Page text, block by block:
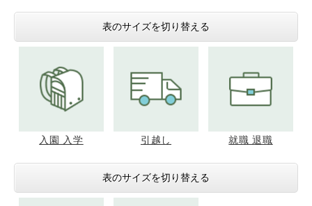
表のサイズを切り替える
入園 入学 引越し 就職 退職
表のサイズを切り替える